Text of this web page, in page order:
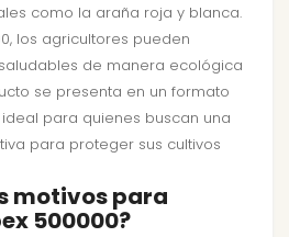
como la araña roja y blanca.
los agricultores pueden
de manera ecológica
se presenta en un formato
para quienes buscan una
para proteger sus cultivos
motivos para
500000?